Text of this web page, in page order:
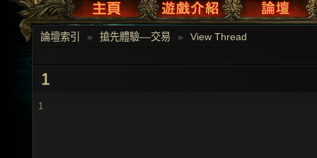
論壇索引 » 搶先體驗––交易 » View Thread
1
1